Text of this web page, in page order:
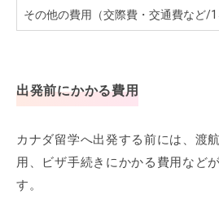
その他の費用（交際費・交通費など/1
出発前にかかる費用
カナダ留学へ出発する前には、渡
用、ビザ手続きにかかる費用など
す。